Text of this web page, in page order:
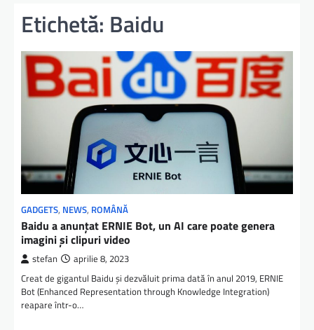
Etichetă: Baidu
GADGETS, NEWS, ROMÂNĂ
Baidu a anunțat ERNIE Bot, un AI care poate genera
imagini și clipuri video
stefan aprilie 8, 2023
Creat de gigantul Baidu și dezvăluit prima dată în anul 2019, ERNIE
Bot (Enhanced Representation through Knowledge Integration)
reapare într-o…